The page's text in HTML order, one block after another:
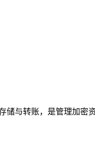
与转账，是管理加